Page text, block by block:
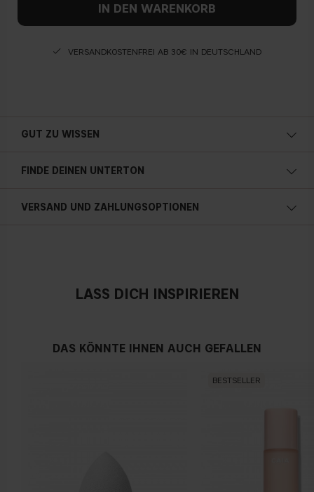
IN DEN WARENKORB
VERSANDKOSTENFREI AB 30€ IN DEUTSCHLAND
GUT ZU WISSEN
FINDE DEINEN UNTERTON
Blauer, rosa oder rötlicher teint
Kein offensichtlicher Blau-, Rosa- oder Gelbton
VERSAND UND ZAHLUNGSOPTIONEN
LASS DICH INSPIRIEREN
DAS KÖNNTE IHNEN AUCH GEFALLEN
BESTSELLER